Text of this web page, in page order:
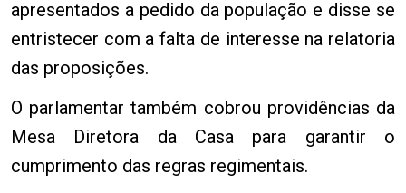
apresentados a pedido da população e disse se
entristecer com a falta de interesse na relatoria
das proposições.
O parlamentar também cobrou providências da
Mesa Diretora da Casa para garantir o
cumprimento das regras regimentais.